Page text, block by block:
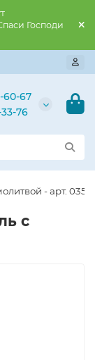
Господи
60-67
76
- арт. 03513
с